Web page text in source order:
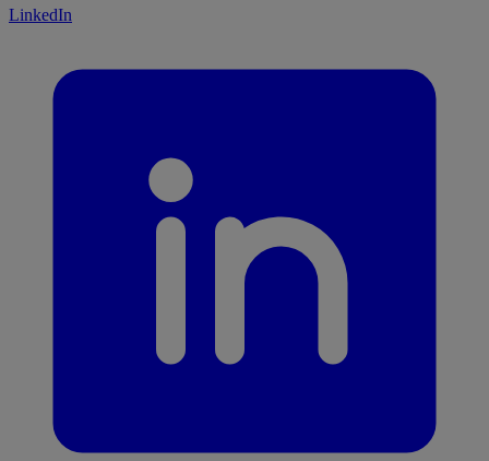
LinkedIn